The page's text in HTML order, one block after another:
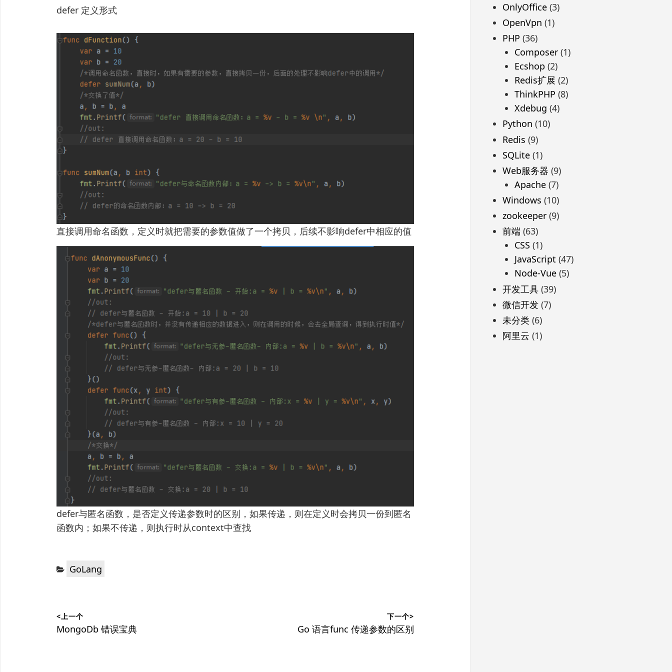
defer 定义形式
直接调用命名函数，定义时就把需要的参数值做了一个拷贝，后续不影响defer中相应的值
defer与匿名函数，是否定义传递参数时的区别，如果传递，则在定义时会拷贝一份到匿名
函数内；如果不传递，则执行时从context中查找
分 GoLang
章
<上一个
上
MongoDb 错误宝典
下一个>
下
Go 语言func 传递参数的区别
OnlyOffice(3)
OpenVpn (1)
PHP (36)
Composer(1)
Ecshop (2)
Redis扩展 (2)
ThinkPHP (8)
Xdebug (4)
Python (10)
Redis (9)
SQLite(1)
Web服务器 (9)
Apache(7)
Windows (10)
zookeeper(9)
前端(63)
CSS (1)
JavaScript (47)
Node-Vue(5)
开发工具(39)
微信开发(7)
未分类(6)
阿里云 (1)